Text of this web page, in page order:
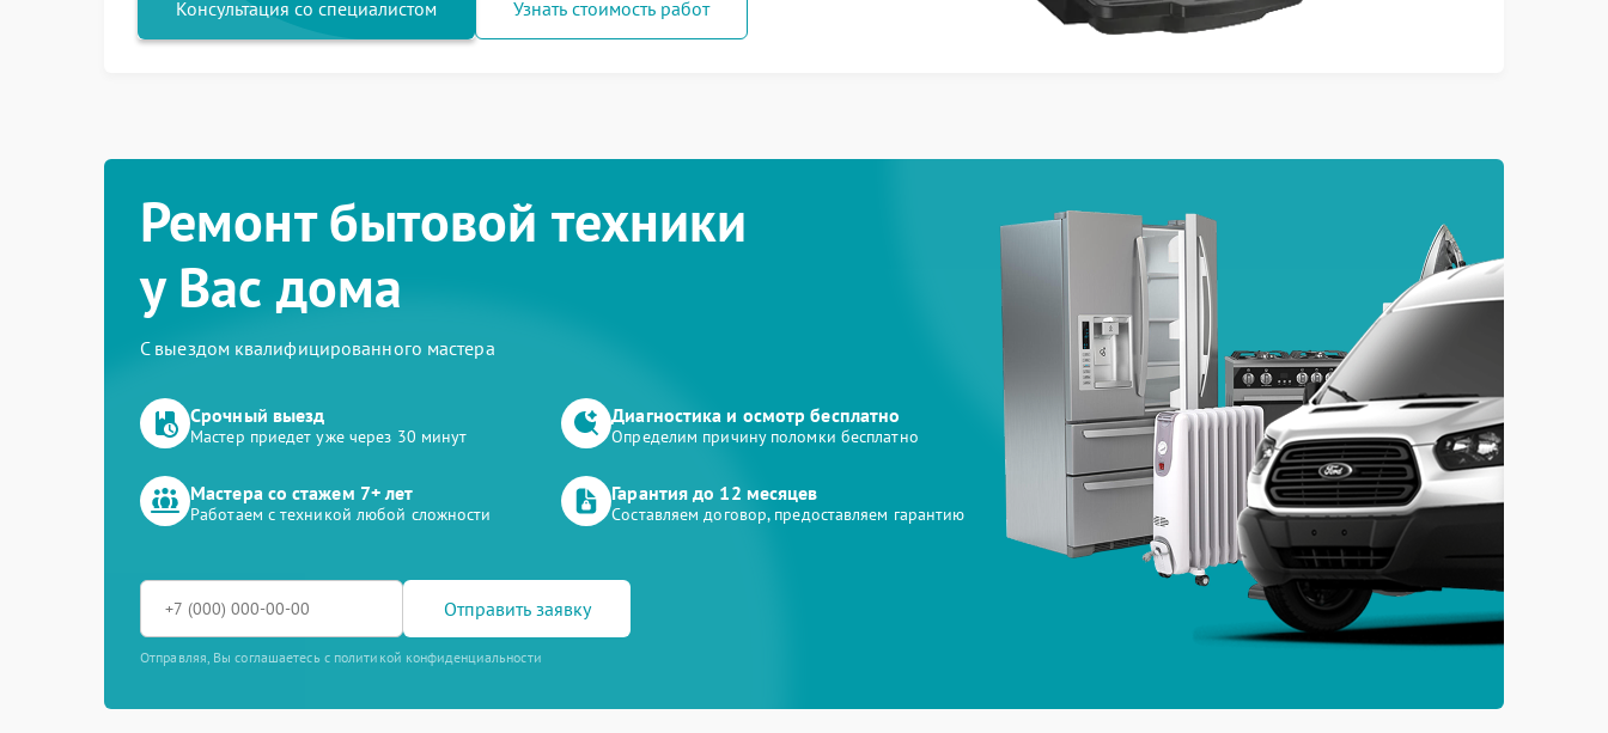
Консультация со специалистом Узнать стоимость работ
Ремонт бытовой техники
у Вас дома
С выездом квалифицированного мастера
Срочный выезд
Мастер приедет уже через 30 минут
Диагностика и осмотр бесплатно
Определим причину поломки бесплатно
Мастера со стажем 7+ лет
Работаем с техникой любой сложности
Гарантия до 12 месяцев
Составляем договор, предоставляем гарантию
Отправить заявку
Отправляя, Вы соглашаетесь с политикой конфиденциальности